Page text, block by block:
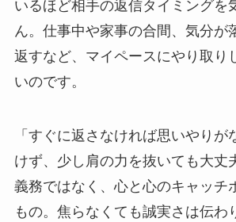
いるほど相手の返信タイミングを
ん。仕事中や家事の合間、気分が
返すなど、マイペースにやり取り
いのです。
「すぐに返さなければ思いやりが
けず、少し肩の力を抜いても大丈
義務ではなく、心と心のキャッチ
もの。焦らなくても誠実さは伝わ